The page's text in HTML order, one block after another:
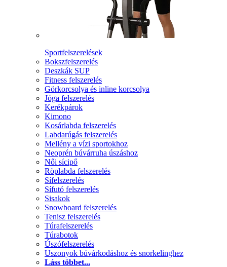
Sportfelszerelések
Bokszfelszerelés
Deszkák SUP
Fitness felszerelés
Görkorcsolya és inline korcsolya
Jóga felszerelés
Kerékpárok
Kimono
Kosárlabda felszerelés
Labdarúgás felszerelés
Mellény a vízi sportokhoz
Neoprén búvárruha úszáshoz
Női sícipő
Röplabda felszerelés
Sífelszerelés
Sífutó felszerelés
Sisakok
Snowboard felszerelés
Tenisz felszerelés
Túrafelszerelés
Túrabotok
Úszófelszerelés
Uszonyok búvárkodáshoz és snorkelinghez
Láss többet...